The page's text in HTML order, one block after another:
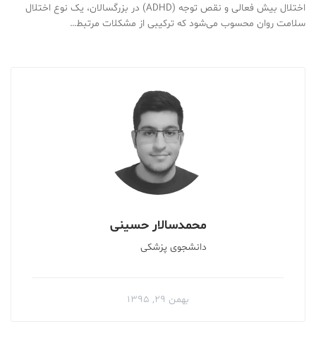
اختلال بیش فعالی و نقص توجه (ADHD) در بزرگسالان، یک نوع اختلال
سلامت روان محسوب می‌شود که ترکیبی از مشکلات مرتبط…
محمد‌سالار حسینی
دانشجوی پزشکی
بهمن ۲۹, ۱۳۹۵